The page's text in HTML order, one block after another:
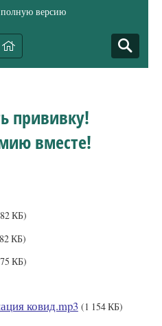
версию
прививку!
вместе!
КБ)
КБ)
КБ)
ковид.mp3 (1 154 КБ)